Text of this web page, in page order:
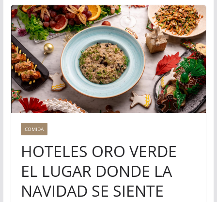
COMIDA
HOTELES ORO VERDE
EL LUGAR DONDE LA
NAVIDAD SE SIENTE